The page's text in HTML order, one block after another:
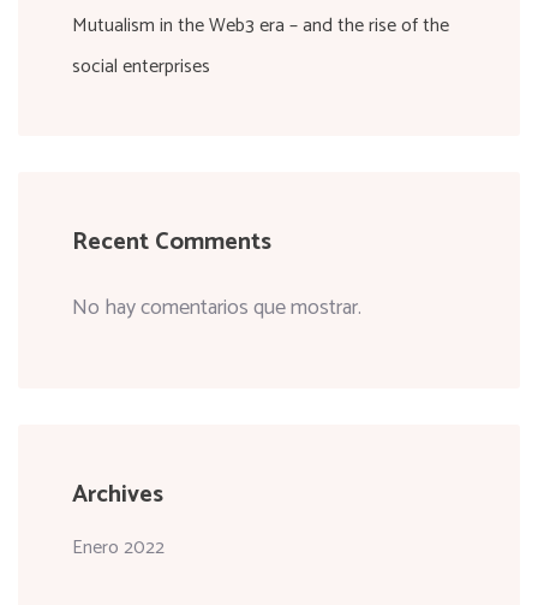
Mutualism in the Web3 era – and the rise of the
social enterprises
Recent Comments
No hay comentarios que mostrar.
Archives
Enero 2022